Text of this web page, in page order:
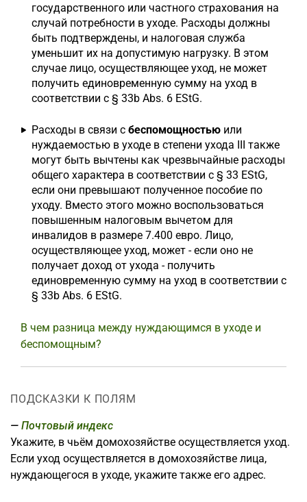
государственного или частного страхования на
случай потребности в уходе. Расходы должны
быть подтверждены, и налоговая служба
уменьшит их на допустимую нагрузку. В этом
случае лицо, осуществляющее уход, не может
получить единовременную сумму на уход в
соответствии с § 33b Abs. 6 EStG.
Расходы в связи с беспомощностью или
нуждаемостью в уходе в степени ухода III также
могут быть вычтены как чрезвычайные расходы
общего характера в соответствии с § 33 EStG,
если они превышают полученное пособие по
уходу. Вместо этого можно воспользоваться
повышенным налоговым вычетом для
инвалидов в размере 7.400 евро. Лицо,
осуществляющее уход, может - если оно не
получает доход от ухода - получить
единовременную сумму на уход в соответствии с
§ 33b Abs. 6 EStG.
В чем разница между нуждающимся в уходе и
беспомощным?
ПОДСКАЗКИ К ПОЛЯМ
Почтовый индекс
Укажите, в чьём домохозяйстве осуществляется уход.
Если уход осуществляется в домохозяйстве лица,
нуждающегося в уходе, укажите также его адрес.